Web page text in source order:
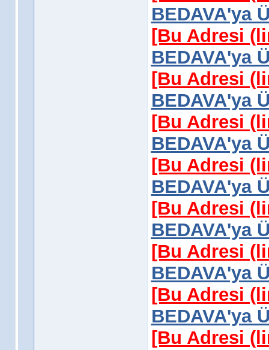
BEDAVA'ya
[Bu Adresi
BEDAVA'ya
[Bu Adresi
BEDAVA'ya
[Bu Adresi
BEDAVA'ya
[Bu Adresi
BEDAVA'ya
[Bu Adresi
BEDAVA'ya
[Bu Adresi
BEDAVA'ya
[Bu Adresi
BEDAVA'ya
[Bu Adresi